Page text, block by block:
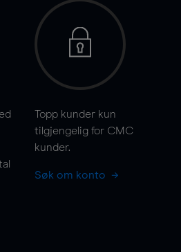
Topp kunder kun
tilgjengelig for CMC
kunder.
Søk om konto